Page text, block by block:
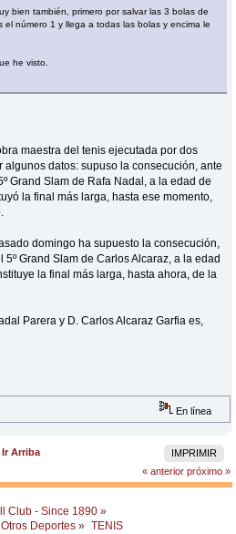
bien también, primero por salvar las 3 bolas de
número 1 y llega a todas las bolas y encima le
he visto.
maestra del tenis ejecutada por dos
datos: supuso la consecución, ante
Grand Slam de Rafa Nadal, a la edad de
la final más larga, hasta ese momento,
domingo ha supuesto la consecución,
5º Grand Slam de Carlos Alcaraz, a la edad
la final más larga, hasta ahora, de la
Parera y D. Carlos Alcaraz Garfia es,
En línea
IMPRIMIR
Ir Arriba
« anterior próximo »
Club - Since 1890 »
Otros Deportes » TENIS